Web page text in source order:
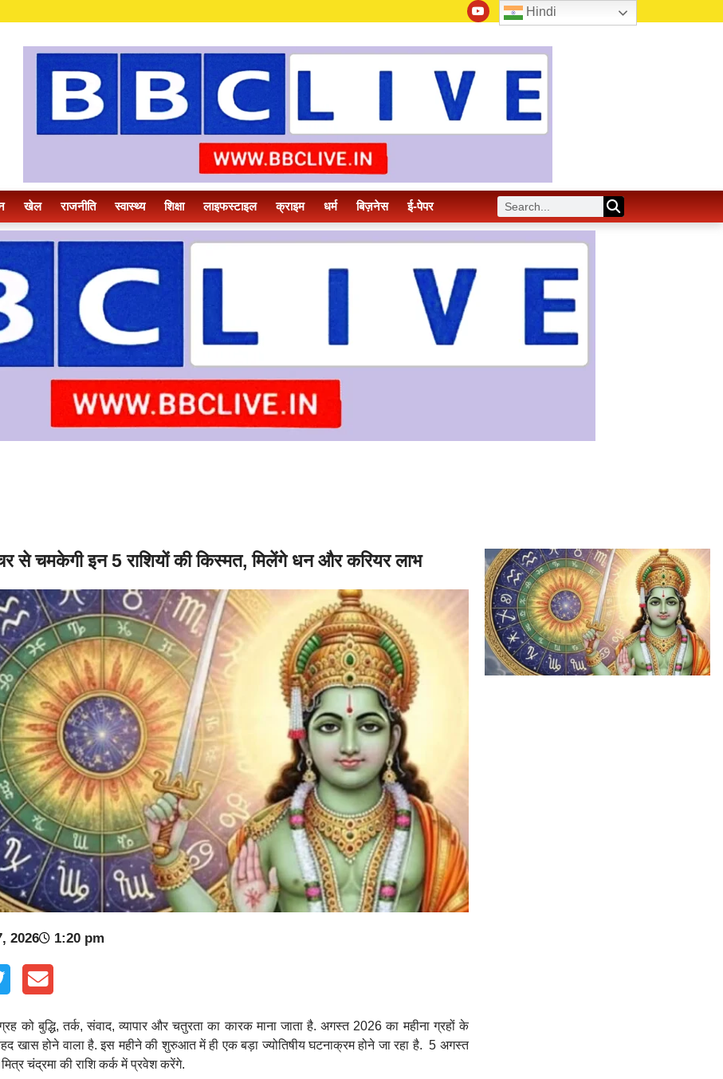
खेल राजनीति स्वास्थ्य शिक्षा लाइफस्टाइल क्राइम धर्म बिज़नेस ई-पेपर
से चमकेगी इन 5 राशियों की किस्मत, मिलेंगे धन और करियर लाभ
2026 1:20 pm
को बुद्धि, तर्क, संवाद, व्यापार और चतुरता का कारक माना जाता है. अगस्त 2026 का महीना ग्रहों के
खास होने वाला है. इस महीने की शुरुआत में ही एक बड़ा ज्योतिषीय घटनाक्रम होने जा रहा है. 5 अगस्त
चंद्रमा की राशि कर्क में प्रवेश करेंगे.
Hindi